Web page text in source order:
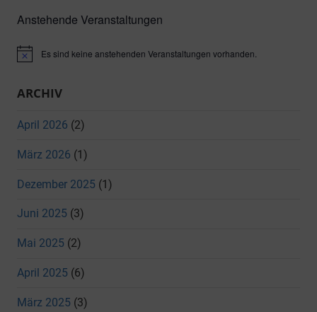
Anstehende Veranstaltungen
HinweisEs sind keine anstehenden Veranstaltungen vorhanden.
ARCHIV
April 2026 (2)
März 2026 (1)
Dezember 2025 (1)
Juni 2025 (3)
Mai 2025 (2)
April 2025 (6)
März 2025 (3)